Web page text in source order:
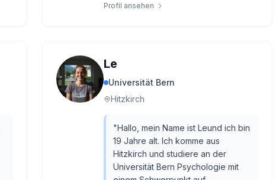
Profil ansehen
Le
Universität Bern
Hitzkirch
"Hallo, mein Name ist Leund ich bin
19 Jahre alt. Ich komme aus
Hitzkirch und studiere an der
Universität Bern Psychologie mit